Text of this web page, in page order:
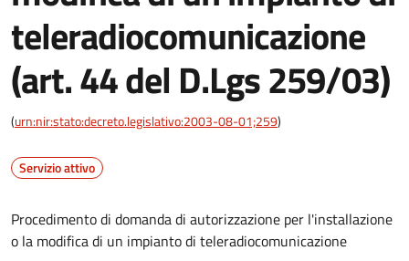
teleradiocomunicazione
(art. 44 del D.Lgs 259/03)
(urn:nir:stato:decreto.legislativo:2003-08-01;259)
Servizio attivo
Procedimento di domanda di autorizzazione per l'installazione
o la modifica di un impianto di teleradiocomunicazione